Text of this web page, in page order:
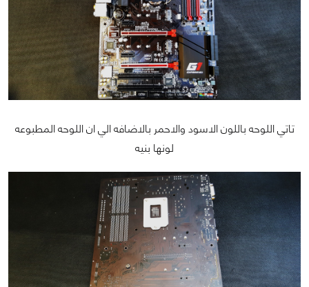
تاتي اللوحه باللون الاسود والاحمر بالاضافه الي ان اللوحه المطبوعه
لونها بنيه